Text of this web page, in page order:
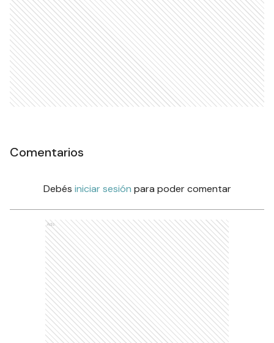
Comentarios
Debés iniciar sesión para poder comentar
Ads